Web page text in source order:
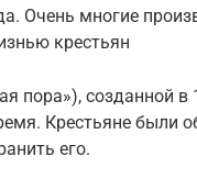
Очень многие
крестьян
пора»), созданной в
Крестьяне были
его.